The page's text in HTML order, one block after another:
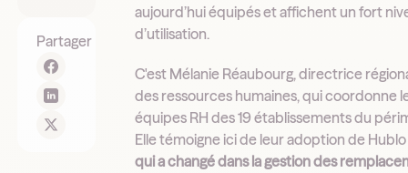
Partager
aujourd’hui équipés et affichent un fort
d’utilisation.
C'est Mélanie Réaubourg, directrice
des ressources humaines, qui coordonne
équipes RH des 19 établissements du
Elle témoigne ici de leur adoption de
qui a changé dans la gestion des